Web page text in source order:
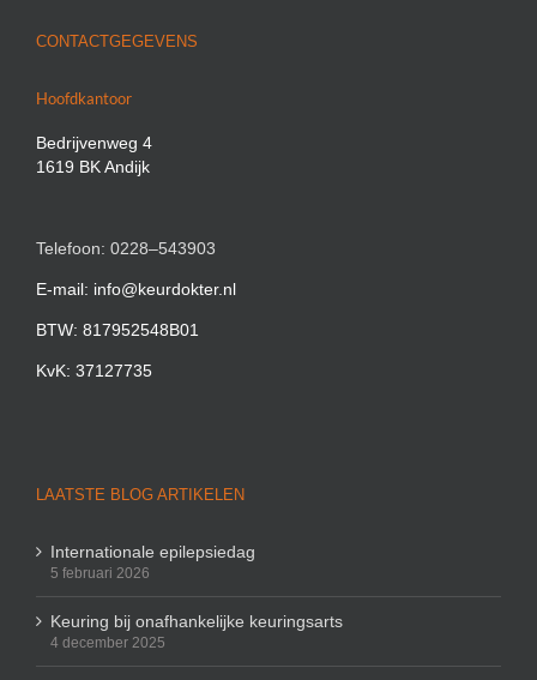
CONTACTGEGEVENS
Hoofdkantoor
Bedrijvenweg 4
1619 BK Andijk
Telefoon: 0228–543903
E-mail: info@keurdokter.nl
BTW: 817952548B01
KvK: 37127735
LAATSTE BLOG ARTIKELEN
Internationale epilepsiedag
5 februari 2026
Keuring bij onafhankelijke keuringsarts
4 december 2025